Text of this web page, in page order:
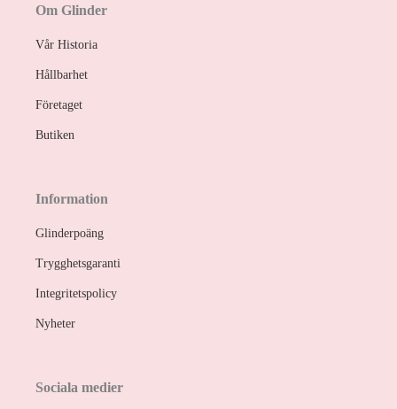
Om Glinder
Vår Historia
Hållbarhet
Företaget
Butiken
Information
Glinderpoäng
Trygghetsgaranti
Integritetspolicy
Nyheter
Sociala medier